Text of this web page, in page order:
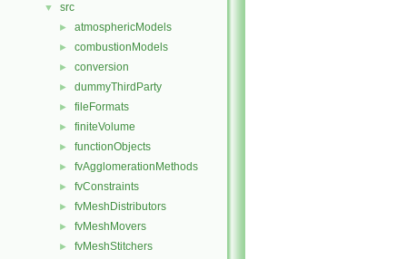
▼ src
► atmosphericModels
► combustionModels
► conversion
► dummyThirdParty
► fileFormats
► finiteVolume
► functionObjects
► fvAgglomerationMethods
► fvConstraints
► fvMeshDistributors
► fvMeshMovers
► fvMeshStitchers